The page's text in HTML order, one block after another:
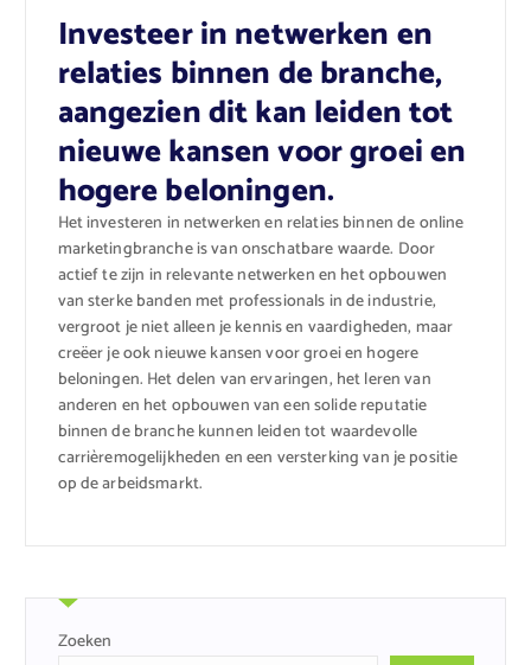
Investeer in netwerken en
relaties binnen de branche,
aangezien dit kan leiden tot
nieuwe kansen voor groei en
hogere beloningen.
Het investeren in netwerken en relaties binnen de online
marketingbranche is van onschatbare waarde. Door
actief te zijn in relevante netwerken en het opbouwen
van sterke banden met professionals in de industrie,
vergroot je niet alleen je kennis en vaardigheden, maar
creëer je ook nieuwe kansen voor groei en hogere
beloningen. Het delen van ervaringen, het leren van
anderen en het opbouwen van een solide reputatie
binnen de branche kunnen leiden tot waardevolle
carrièremogelijkheden en een versterking van je positie
op de arbeidsmarkt.
Zoeken